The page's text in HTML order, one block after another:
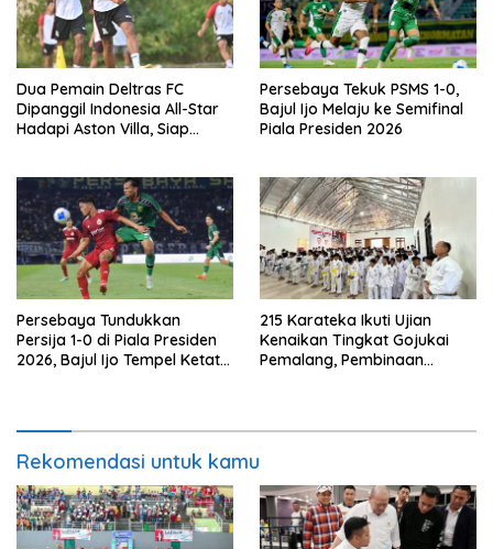
Dua Pemain Deltras FC
Dipanggil Indonesia All-Star
Hadapi Aston Villa, Siap
Persebaya Tekuk PSMS 1-0,
Bajul Ijo Melaju ke Semifinal
Piala Presiden 2026
Persebaya Tundukkan
Persija 1-0 di Piala Presiden
2026, Bajul Ijo Tempel Ketat
215 Karateka Ikuti Ujian
Kenaikan Tingkat Gojukai
Pemalang, Pembinaan
Rekomendasi untuk kamu